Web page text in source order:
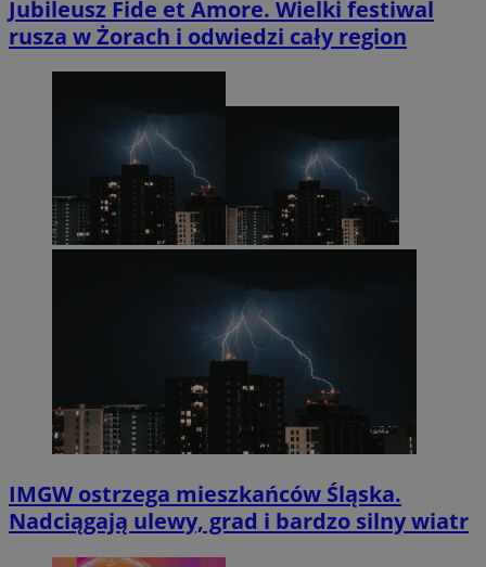
Jubileusz Fide et Amore. Wielki festiwal
rusza w Żorach i odwiedzi cały region
IMGW ostrzega mieszkańców Śląska.
Nadciągają ulewy, grad i bardzo silny wiatr